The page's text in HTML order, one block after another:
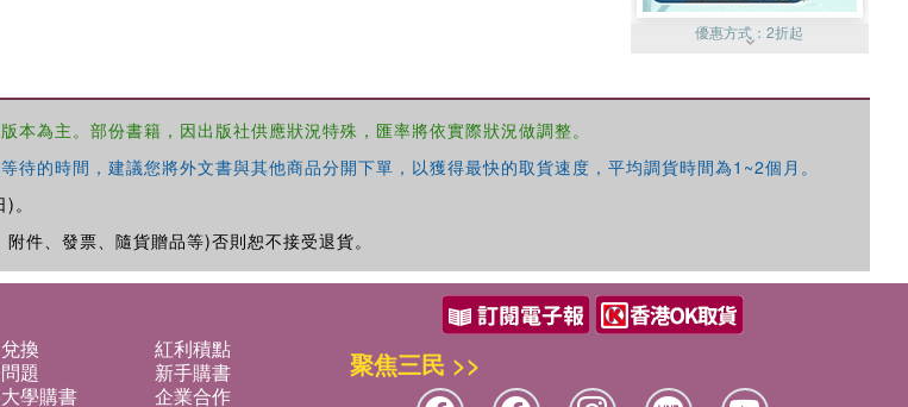
優惠方式：2折起
為主。部份書籍，因出版社供應狀況特殊，匯率將依實際狀況做調整。
的時間，建議您將外文書與其他商品分開下單，以獲得最快的取貨速度，平均調貨時間為1~2個月。
。
件、發票、隨貨贈品等)否則恕不接受退貨。
換
紅利積點
題
新手購書
學購書
企業合作
聚焦三民 >>